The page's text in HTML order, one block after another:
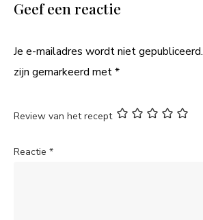
Geef een reactie
Je e-mailadres wordt niet gepubliceerd.
zijn gemarkeerd met*
Review van het recept
Reactie *